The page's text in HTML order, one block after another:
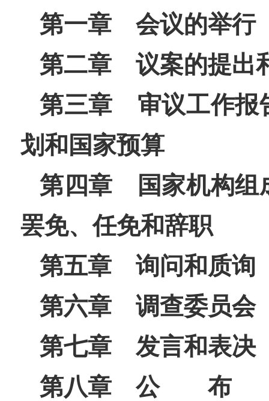
第一章 会议的举行
第二章 议案的提出
第三章 审议工作报
划和国家预算
第四章 国家机构组
罢免、任免和辞职
第五章 询问和质询
第六章 调查委员会
第七章 发言和表决
第八章 公 布